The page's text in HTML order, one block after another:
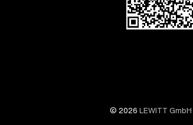
© 2026 LEWITT GmbH